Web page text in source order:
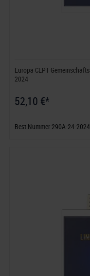
Europa CEPT
2024
52,10 €*
Best.Nummer 290A-24-2024